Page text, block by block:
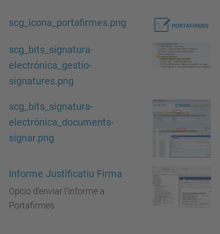
scg_icona_portafirmes.png
scg_bits_signatura-
electrónica_gestio-
signatures.png
scg_bits_signatura-
electrónica_documents-
signar.png
Informe Justificatiu Firma
Opció d'enviar l'informe a
Portafirmes